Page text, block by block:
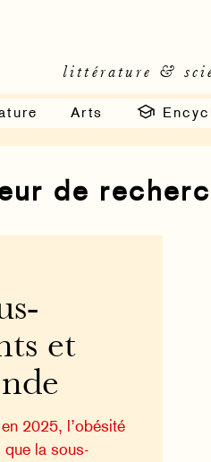
littérature &
Arts
de
et
2025, l’obésité
que la sous-